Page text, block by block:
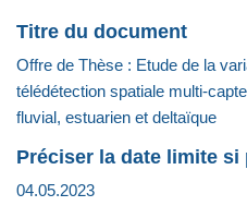
Titre du document
Offre de Thèse : Etude de la
télédétection spatiale multi-
fluvial, estuarien et deltaïque
Préciser la date limite si
04.05.2023